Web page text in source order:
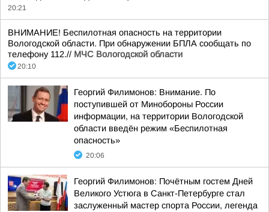
20:21
ВНИМАНИЕ! Беспилотная опасность на территории
Вологодской области. При обнаружении БПЛА сообщать по
телефону 112.// МЧС Вологодской области
20:10
Георгий Филимонов: Внимание. По
поступившей от Минобороны России
информации, на территории Вологодской
области введён режим «Беспилотная
опасность»
20:06
Георгий Филимонов: Почётным гостем Дней
Великого Устюга в Санкт-Петербурге стал
заслуженный мастер спорта России, легенда